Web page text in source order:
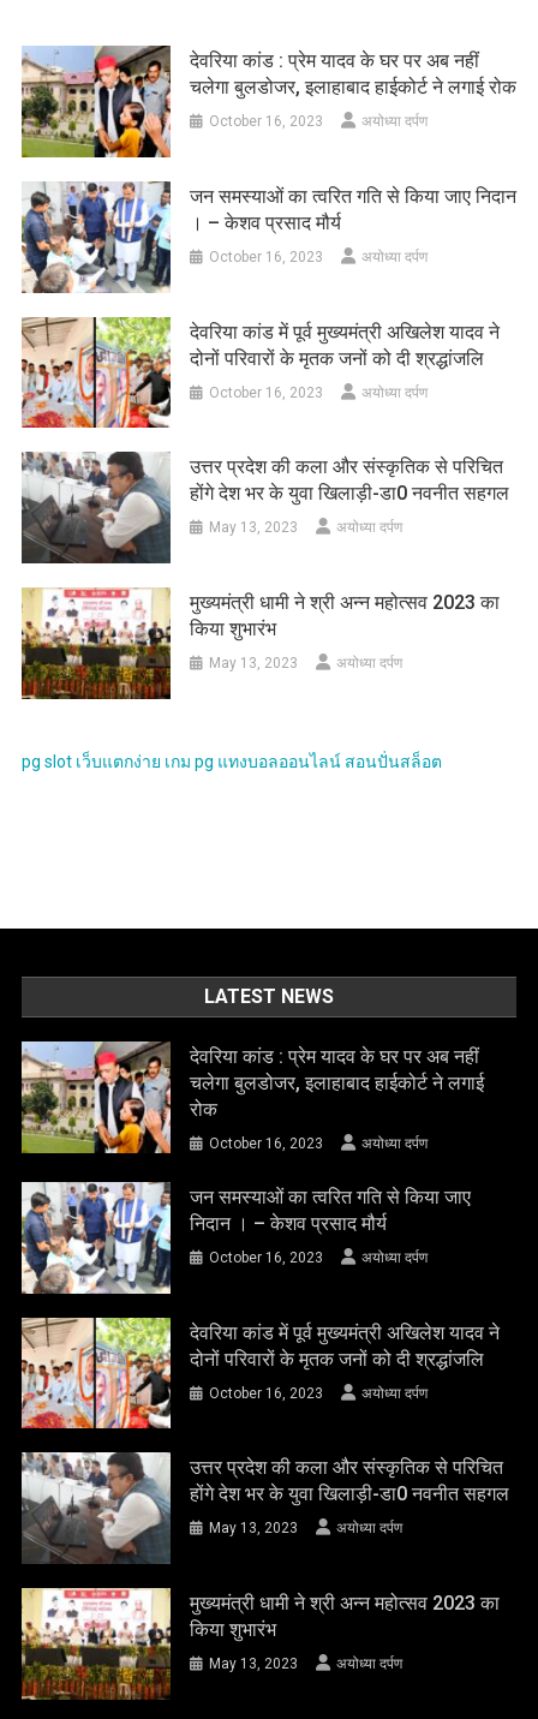
देवरिया कांड : प्रेम यादव के घर पर अब नहीं
चलेगा बुलडोजर, इलाहाबाद हाईकोर्ट ने लगाई रोक
October 16, 2023 अयोध्या दर्पण
जन समस्याओं का त्वरित गति से किया जाए निदान
। – केशव प्रसाद मौर्य
October 16, 2023 अयोध्या दर्पण
देवरिया कांड में पूर्व मुख्यमंत्री अखिलेश यादव ने
दोनों परिवारों के मृतक जनों को दी श्रद्धांजलि
October 16, 2023 अयोध्या दर्पण
उत्तर प्रदेश की कला और संस्कृतिक से परिचित
होंगे देश भर के युवा खिलाड़ी-डा0 नवनीत सहगल
May 13, 2023 अयोध्या दर्पण
मुख्यमंत्री धामी ने श्री अन्न महोत्सव 2023 का
किया शुभारंभ
May 13, 2023 अयोध्या दर्पण
pg slot เว็บแตกง่าย เกม pg แทงบอลออนไลน์ สอนปั่นสล็อต
LATEST NEWS
देवरिया कांड : प्रेम यादव के घर पर अब नहीं
चलेगा बुलडोजर, इलाहाबाद हाईकोर्ट ने लगाई
रोक
October 16, 2023 अयोध्या दर्पण
जन समस्याओं का त्वरित गति से किया जाए
निदान । – केशव प्रसाद मौर्य
October 16, 2023 अयोध्या दर्पण
देवरिया कांड में पूर्व मुख्यमंत्री अखिलेश यादव ने
दोनों परिवारों के मृतक जनों को दी श्रद्धांजलि
October 16, 2023 अयोध्या दर्पण
उत्तर प्रदेश की कला और संस्कृतिक से परिचित
होंगे देश भर के युवा खिलाड़ी-डा0 नवनीत सहगल
May 13, 2023 अयोध्या दर्पण
मुख्यमंत्री धामी ने श्री अन्न महोत्सव 2023 का
किया शुभारंभ
May 13, 2023 अयोध्या दर्पण